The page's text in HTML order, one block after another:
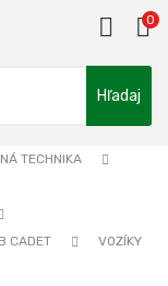
0
Hľadaj
TECHNIKA
CADET
VOZÍKY